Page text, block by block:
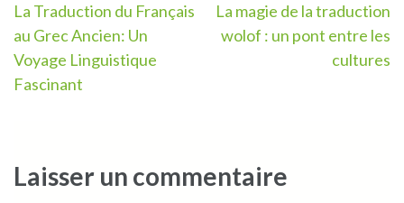
Navigation
de
l’article
La Traduction du Français
au Grec Ancien: Un
Voyage Linguistique
Fascinant
La magie de la traduction
wolof : un pont entre les
cultures
Laisser un commentaire